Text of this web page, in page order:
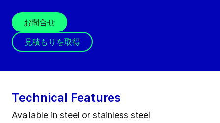
お問合せ
見積もりを取得
Technical Features
Available in steel or stainless steel